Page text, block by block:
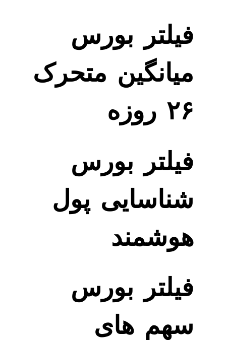
فیلتر بورس
میانگین متحرک
۲۶ روزه
فیلتر بورس
شناسایی پول
هوشمند
فیلتر بورس
سهم های